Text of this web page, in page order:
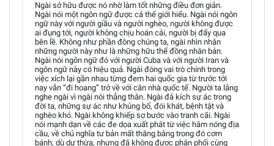
Ngài sở hữu được nó nhờ làm tốt những điều đơn giản.
Ngài nói một ngôn ngữ được cả thế giới hiểu. Ngài nói ngôn
ngữ này với người giầu và người nghèo, người không được
ai đụng tới, người không chịu hoán cải, người bị đẩy qua
bên lề. Không như phần đông chúng ta, ngài nhìn nhận
những người này như là những hữu thể đồng nhân bản.
Ngài nói ngôn ngữ đó với người Cuba và với người Iran và
ngôn ngữ này có hiệu quả. Ngài đóng vai trò chính trong
việc xích lại gần nhau từng đem hai quốc gia từ trước tới
nay vẫn “đi hoang” trở về với căn nhà quốc tế. Người ta lắng
nghe ngài vì ngài nói thẳng thắn. Ngài đả kích sự ác trong
đời ta, những sự ác như khủng bố, đói khát, bệnh tật và
nghèo khó. Ngài không khiếp sợ bước vào tranh cãi. Ngài
nói mạnh dạn về các đe dọa xuất phát từ việc hâm nóng địa
cầu, về chủ nghĩa tư bản mất thăng bằng trong đó cơm
bánh, dù dư thừa, nhưng đã không được phân phối cùng